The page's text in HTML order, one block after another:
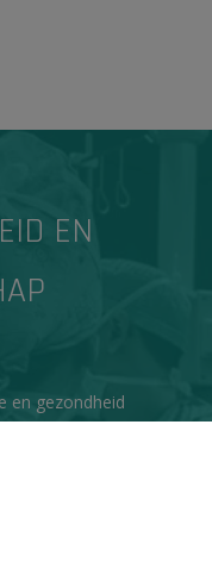
EN
en gezondheid